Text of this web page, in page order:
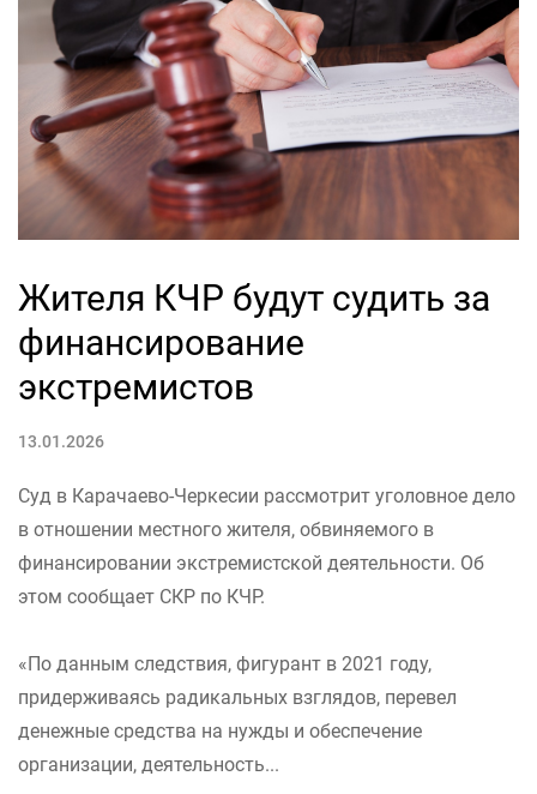
Жителя КЧР будут судить за
финансирование
экстремистов
13.01.2026
Суд в Карачаево-Черкесии рассмотрит уголовное дело
в отношении местного жителя, обвиняемого в
финансировании экстремистской деятельности. Об
этом сообщает СКР по КЧР.
«По данным следствия, фигурант в 2021 году,
придерживаясь радикальных взглядов, перевел
денежные средства на нужды и обеспечение
организации, деятельность...